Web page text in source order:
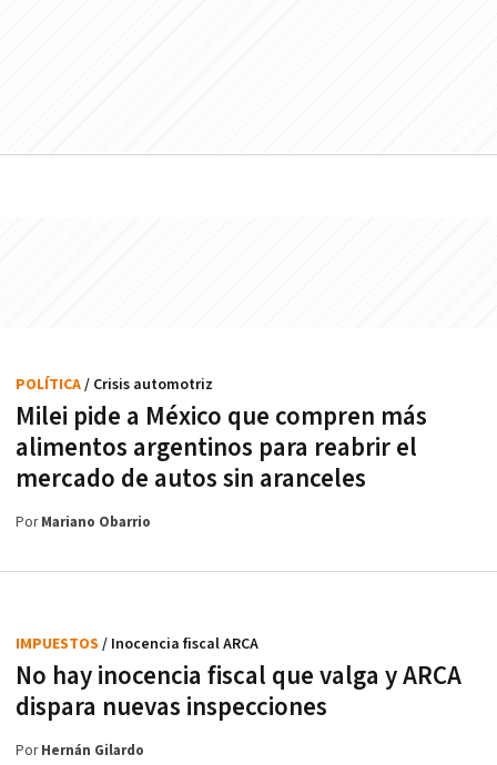
Milei pide a México que compren más
alimentos argentinos para reabrir el
mercado de autos sin aranceles
POLÍTICA/ Crisis automotriz
PorMariano Obarrio
No hay inocencia fiscal que valga y ARCA
dispara nuevas inspecciones
IMPUESTOS / Inocencia fiscal ARCA
PorHernán Gilardo